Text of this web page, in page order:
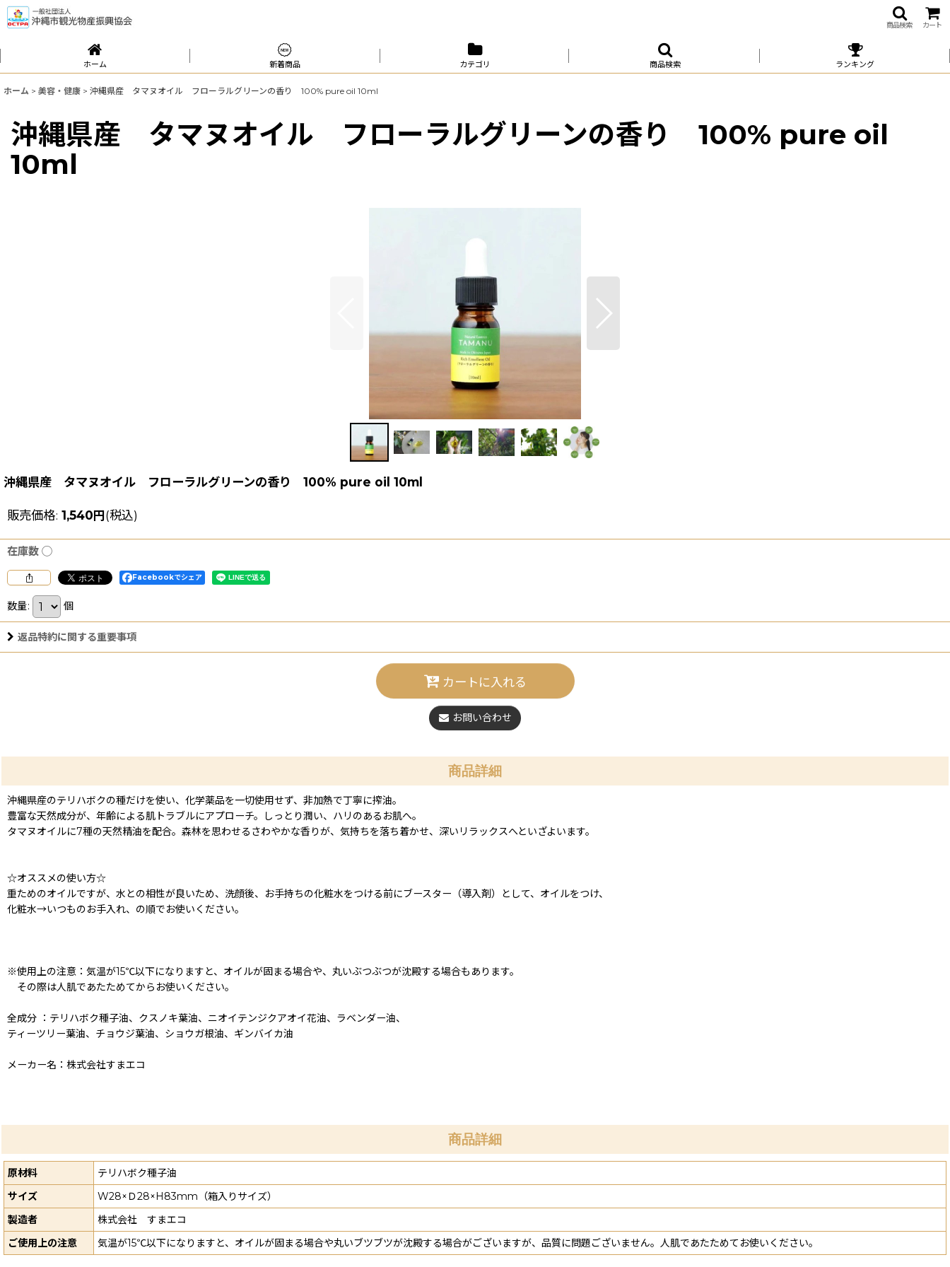
商品検索 カート
ホーム 新着商品 カテゴリ 商品検索 ランキング
ホーム > 美容・健康 > 沖縄県産 タマヌオイル フローラルグリーンの香り 100% pure oil 10ml
沖縄県産 タマヌオイル フローラルグリーンの香り 100% pure oil
10ml
沖縄県産 タマヌオイル フローラルグリーンの香り 100% pure oil 10ml
販売価格: 1,540円(税込)
在庫数 ◯
Facebookでシェア
数量: 個
返品特約に関する重要事項
カートに入れる
お問い合わせ
商品詳細
沖縄県産のテリハボクの種だけを使い、化学薬品を一切使用せず、非加熱で丁寧に搾油。
豊富な天然成分が、年齢による肌トラブルにアプローチ。しっとり潤い、ハリのあるお肌へ。
タマヌオイルに7種の天然精油を配合。森林を思わせるさわやかな香りが、気持ちを落ち着かせ、深いリラックスへといざよいます。
☆オススメの使い方☆
重ためのオイルですが、水との相性が良いため、洗顔後、お手持ちの化粧水をつける前にブースター（導入剤）として、オイルをつけ、
化粧水→いつものお手入れ、の順でお使いください。
※使用上の注意：気温が15℃以下になりますと、オイルが固まる場合や、丸いぶつぶつが沈殿する場合もあります。
その際は人肌であたためてからお使いください。
全成分 ：テリハボク種子油、クスノキ葉油、ニオイテンジクアオイ花油、ラベンダー油、
ティーツリー葉油、チョウジ葉油、ショウガ根油、ギンバイカ油
メーカー名：株式会社すまエコ
商品詳細
原材料
テリハボク種子油
サイズ
W28×Ｄ28×H83mm（箱入りサイズ）
製造者
株式会社 すまエコ
ご使用上の注意
気温が15℃以下になりますと、オイルが固まる場合や丸いブツブツが沈殿する場合がございますが、品質に問題ございません。人肌であたためてお使いください。